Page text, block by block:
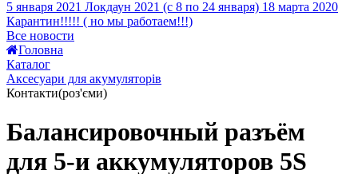
5 января 2021 Локдаун 2021 (с 8 по 24 января) 18 марта 2020
Карантин!!!!! ( но мы работаем!!!)
Все новости
Головна
Каталог
Аксесуари для акумуляторів
Контакти(роз'єми)
Балансировочный разъём
для 5-и аккумуляторов 5S